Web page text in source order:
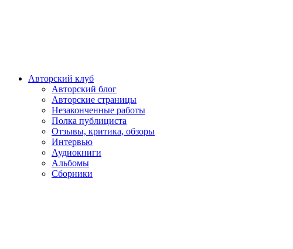
Авторский клуб
Авторский блог
Авторские страницы
Незаконченные работы
Полка публициста
Отзывы, критика, обзоры
Интервью
Аудиокниги
Альбомы
Сборники